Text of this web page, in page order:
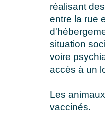
réalisant
entre la rue
situation
voire
accès à un
Les
vaccinés.